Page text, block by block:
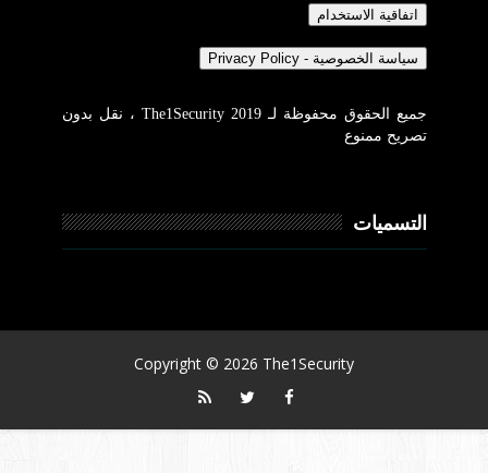
جميع الحقوق محفوظة لـ The1Security 2019 ، نقل بدون
تصريح ممنوع
التسميات
Copyright © 2026 The1Security